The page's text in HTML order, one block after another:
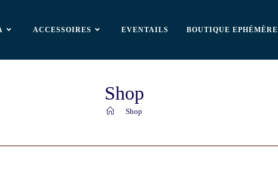
ACCESSOIRES EVENTAILS BOUTIQUE EPHÉMÈRE
Shop
Shop